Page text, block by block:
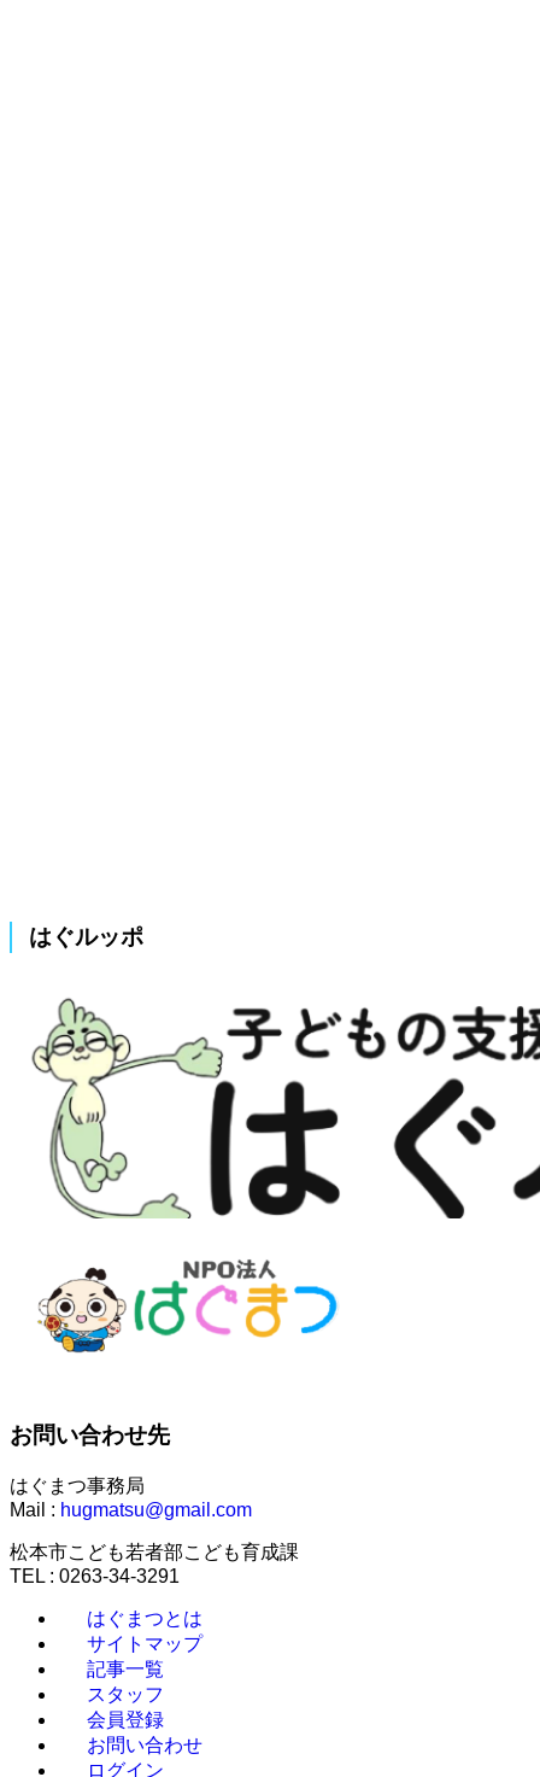
はぐルッポ
お問い合わせ先
はぐまつ事務局
Mail : hugmatsu@gmail.com
松本市こども若者部こども育成課
TEL : 0263-34-3291
はぐまつとは
サイトマップ
記事一覧
スタッフ
会員登録
お問い合わせ
ログイン